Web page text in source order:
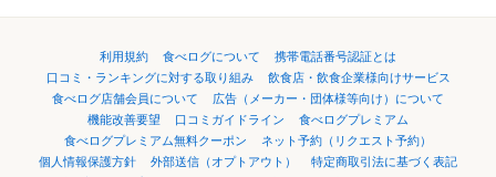
利用規約 食べログについて
携帯電話番号認証とは
口コミ・ランキングに対する取り組み
飲食店・飲食企業様向けサービス
食べログ店舗会員について
広告（メーカー・団体様等向け）について
機能改善要望
口コミガイドライン
食べログプレミアム
食べログプレミアム無料クーポン
ネット予約（リクエスト予約）
個人情報保護方針
外部送信（オプトアウト）
特定商取引法に基づく表記